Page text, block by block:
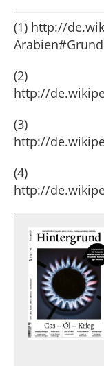
(1) http://
(2)
http://
(3)
http://
(4)
http://